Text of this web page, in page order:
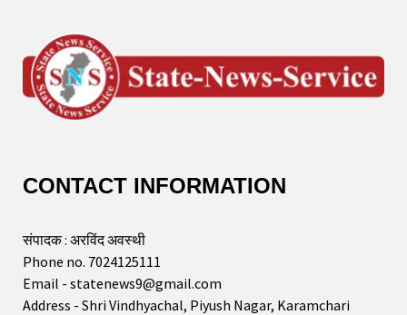
CONTACT INFORMATION
संपादक : अरविंद अवस्थी
Phone no. 7024125111
Email - statenews9@gmail.com
Address - Shri Vindhyachal, Piyush Nagar, Karamchari